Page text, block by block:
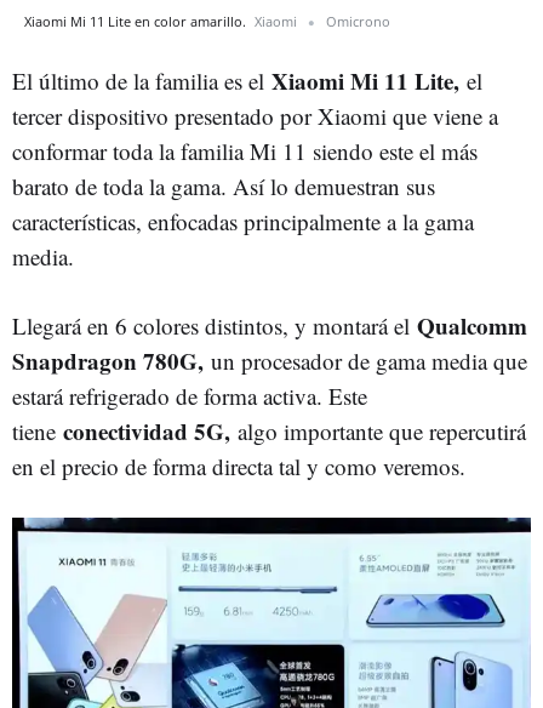
Xiaomi Mi 11 Lite en color amarillo. Xiaomi Omicrono
El último de la familia es el Xiaomi Mi 11 Lite, el
tercer dispositivo presentado por Xiaomi que viene a
conformar toda la familia Mi 11 siendo este el más
barato de toda la gama. Así lo demuestran sus
características, enfocadas principalmente a la gama
media.
Llegará en 6 colores distintos, y montará el Qualcomm
Snapdragon 780G, un procesador de gama media que
estará refrigerado de forma activa. Este
tiene conectividad 5G, algo importante que repercutirá
en el precio de forma directa tal y como veremos.